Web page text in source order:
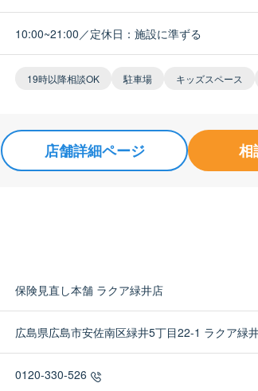
10:00~21:00／定休日：施設に準ずる
19時以降相談OK 駐車場 キッズスペース
店舗詳細ページ 相
保険見直し本舗 ラクア緑井店
広島県広島市安佐南区緑井5丁目22-1 ラクア緑
0120-330-526